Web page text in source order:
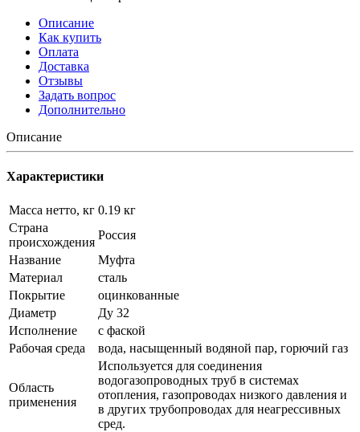
Описание
Как купить
Оплата
Доставка
Отзывы
Задать вопрос
Дополнительно
Описание
Характеристики
Масса нетто, кг 0.19 кг
Страна
происхождения
Россия
Название
Муфта
Материал
сталь
Покрытие
оцинкованные
Диаметр
Ду 32
Исполнение
с фаской
Рабочая среда
вода, насыщенный водяной пар, горючий газ
Область
применения
Используется для соединения
водогазопроводных труб в системах
отопления, газопроводах низкого давления и
в других трубопроводах для неагрессивных
сред.